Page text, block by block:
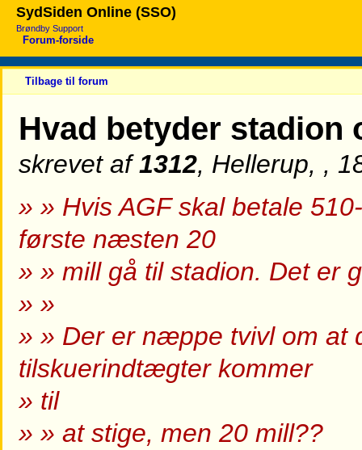
SydSiden Online (SSO)
Brøndby Support
Forum-forside
Tilbage til forum
Hvad betyder
skrevet af1312, Hellerup, ,
» » Hvis AGF skal betale
første næsten 20
» » mill gå til stadion. Det er
» »
» » Der er næppe tvivl om at
tilskuerindtægter kommer
» til
» » at stige, men 20 mill??